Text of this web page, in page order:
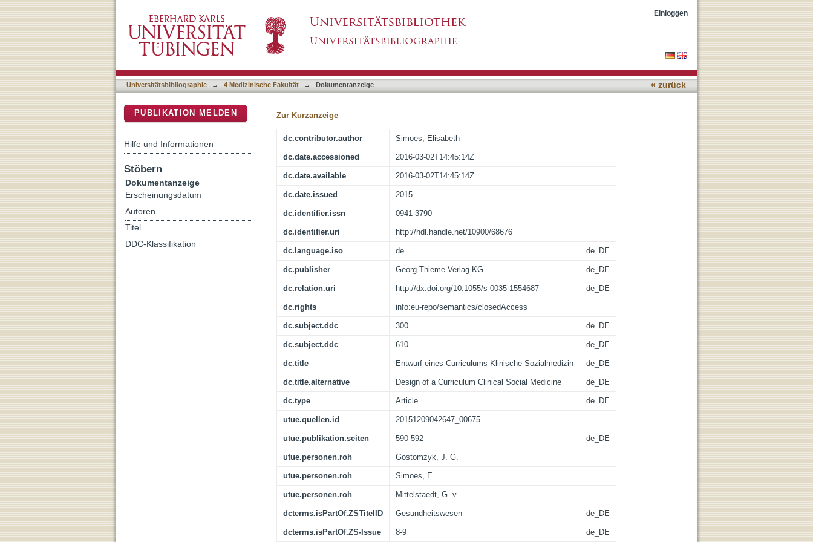
Einloggen
Universitätsbibliographie → 4 Medizinische Fakultät → Dokumentanzeige « zurück
Zur Kurzanzeige
dc.contributor.author Simoes, Elisabeth
dc.date.accessioned 2016-03-02T14:45:14Z
dc.date.available 2016-03-02T14:45:14Z
dc.date.issued 2015
dc.identifier.issn 0941-3790
dc.identifier.uri http://hdl.handle.net/10900/68676
dc.language.iso de de_DE
dc.publisher Georg Thieme Verlag KG de_DE
dc.relation.uri http://dx.doi.org/10.1055/s-0035-1554687 de_DE
dc.rights info:eu-repo/semantics/closedAccess
dc.subject.ddc 300 de_DE
dc.subject.ddc 610 de_DE
dc.title Entwurf eines Curriculums Klinische Sozialmedizin de_DE
dc.title.alternative Design of a Curriculum Clinical Social Medicine de_DE
dc.type Article de_DE
utue.quellen.id 20151209042647_00675
utue.publikation.seiten 590-592 de_DE
utue.personen.roh Gostomzyk, J. G.
utue.personen.roh Simoes, E.
utue.personen.roh Mittelstaedt, G. v.
dcterms.isPartOf.ZSTitelID Gesundheitswesen de_DE
dcterms.isPartOf.ZS-Issue 8-9 de_DE
PUBLIKATION MELDEN
Hilfe und Informationen
Stöbern
Dokumentanzeige
Erscheinungsdatum
Autoren
Titel
DDC-Klassifikation